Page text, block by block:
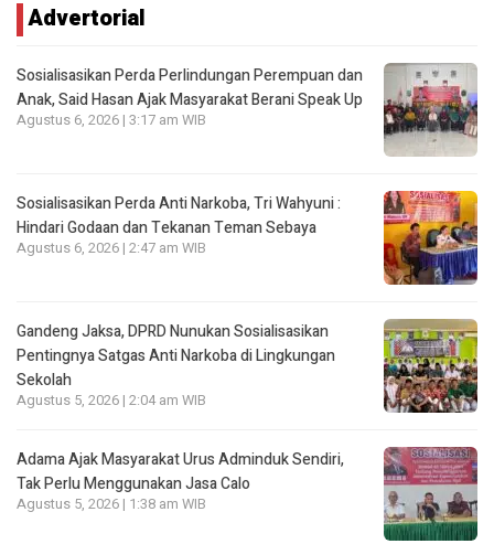
Advertorial
Sosialisasikan Perda Perlindungan Perempuan dan
Anak, Said Hasan Ajak Masyarakat Berani Speak Up
Agustus 6, 2026 | 3:17 am WIB
Sosialisasikan Perda Anti Narkoba, Tri Wahyuni :
Hindari Godaan dan Tekanan Teman Sebaya
Agustus 6, 2026 | 2:47 am WIB
Gandeng Jaksa, DPRD Nunukan Sosialisasikan
Pentingnya Satgas Anti Narkoba di Lingkungan
Sekolah
Agustus 5, 2026 | 2:04 am WIB
Adama Ajak Masyarakat Urus Adminduk Sendiri,
Tak Perlu Menggunakan Jasa Calo
Agustus 5, 2026 | 1:38 am WIB